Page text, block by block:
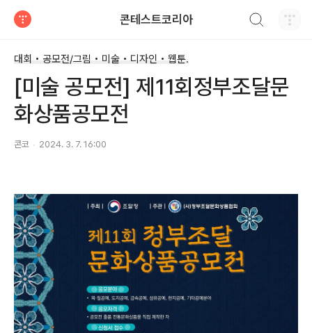
콘테스트코리아
대회 • 공모전/그림 • 미술 • 디자인 • 웹툰.
[미술 공모전] 제11회정부조달문
화상품공모전
콘코 2024. 3. 7. 16:00